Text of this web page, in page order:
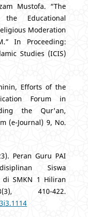
Mustofa. “The
Educational
Moderation
In Proceeding:
Studies (ICIS)
Efforts of the
Forum in
the Qur'an,
(e-Journal) 9, No.
Peran Guru PAI
Siswa
di SMKN 1 Hiliran
410-422.